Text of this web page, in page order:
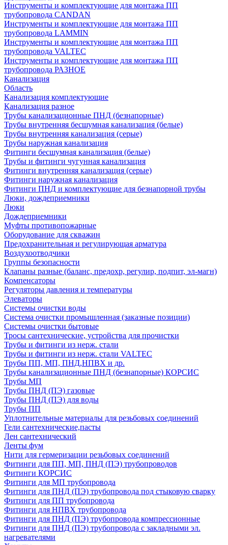
Инструменты и комплектующие для монтажа ПП
трубопровода CANDAN
Инструменты и комплектующие для монтажа ПП
трубопровода LAMMIN
Инструменты и комплектующие для монтажа ПП
трубопровода VALTEC
Инструменты и комплектующие для монтажа ПП
трубопровода РАЗНОЕ
Канализация
Область
Канализация комплектующие
Канализация разное
Трубы канализационные ПНД (безнапорные)
Трубы внутренняя бесшумная канализация (белые)
Трубы внутренняя канализация (серые)
Трубы наружная канализация
Фитинги бесшумная канализация (белые)
Трубы и фитинги чугунная канализация
Фитинги внутренняя канализация (серые)
Фитинги наружная канализация
Фитинги ПНД и комплектующие для безнапорной трубы
Люки, дождеприемники
Люки
Дождеприемники
Муфты противопожарные
Оборудование для скважин
Предохранительная и регулирующая арматура
Воздухоотводчики
Группы безопасности
Клапаны разные (баланс, предохр, регулир, подпит, эл-магн)
Компенсаторы
Регуляторы давления и температуры
Элеваторы
Системы очистки воды
Система очистки промышленная (заказные позиции)
Системы очистки бытовые
Тросы сантехнические, устройства для прочистки
Трубы и фитинги из нерж. стали
Трубы и фитинги из нерж. стали VALTEC
Трубы ПП, МП, ПНД,НПВХ и др.
Трубы канализационные ПНД (безнапорные) КОРСИС
Трубы МП
Трубы ПНД (ПЭ) газовые
Трубы ПНД (ПЭ) для воды
Трубы ПП
Уплотнительные материалы для резьбовых соединений
Гели сантехнические,пасты
Лен сантехнический
Ленты фум
Нити для гермеризации резьбовых соединений
Фитинги для ПП, МП, ПНД (ПЭ) трубопроводов
Фитинги КОРСИС
Фитинги для МП трубопровода
Фитинги для ПНД (ПЭ) трубопровода под стыковую сварку
Фитинги для ПП трубопровода
Фитинги для НПВХ трубопровода
Фитинги для ПНД (ПЭ) трубопровода компрессионные
Фитинги для ПНД (ПЭ) трубопровода с закладными эл.
нагревателями